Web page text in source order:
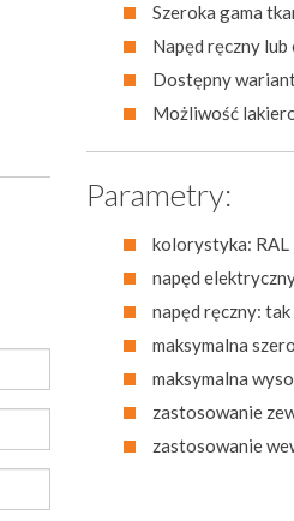
Szeroka gama
Napęd ręczny
Dostępny
Możliwość
Parametry:
kolorystyka: RAL
napęd
napęd ręczny: tak
maksymalna
maksymalna
zastosowanie
zastosowanie